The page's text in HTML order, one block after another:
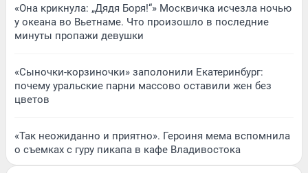
«Она крикнула: „Дядя Боря!“» Москвичка исчезла ночью
у океана во Вьетнаме. Что произошло в последние
минуты пропажи девушки
«Сыночки-корзиночки» заполонили Екатеринбург:
почему уральские парни массово оставили жен без
цветов
«Так неожиданно и приятно». Героиня мема вспомнила
о съемках с гуру пикапа в кафе Владивостока